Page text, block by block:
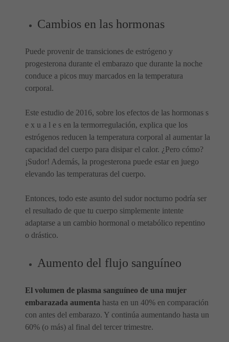
Cambios en las hormonas
Puede provenir de transiciones de estrógeno y
progesterona durante el embarazo que durante la noche
conduce a picos muy marcados en la temperatura
corporal.
Este estudio de 2016, sobre los efectos de las hormonas s
e x u a l e s en la termorregulación, explica que los
estrógenos reducen la temperatura corporal al aumentar la
capacidad del cuerpo para disipar el calor. ¿Pero cómo?
¡Sudor! Además, la progesterona puede estar en juego
elevando las temperaturas del cuerpo.
Entonces, todo este asunto del sudor nocturno podría ser
el resultado de que tu cuerpo simplemente intente
adaptarse a un cambio hormonal o metabólico repentino
o drástico.
Aumento del flujo sanguíneo
El volumen de plasma sanguíneo de una mujer
embarazada aumenta hasta en un 40% en comparación
con antes del embarazo. Y continúa aumentando hasta un
60% (o más) al final del tercer trimestre.